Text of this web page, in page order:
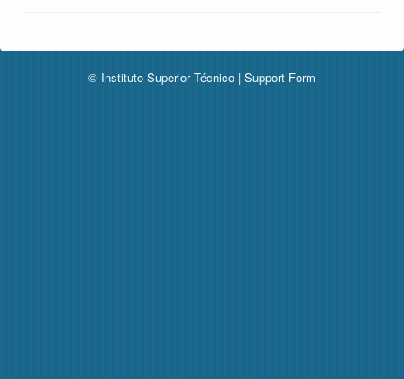
© Instituto Superior Técnico | Support Form